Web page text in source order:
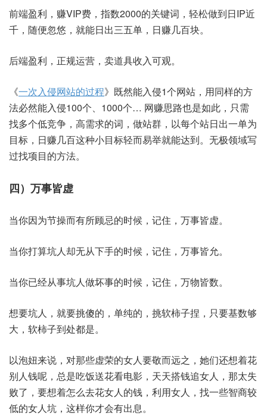
前端盈利，赚VIP费，指数2000的关键词，轻松做到日IP近
千，随便忽悠，就能日出三五单，日赚几百块。
后端盈利，正规运营，卖道具收入可观。
《一次入侵网站的过程》既然能入侵1个网站，用同样的方
法必然能入侵100个、1000个… 网赚思路也是如此，只需
找多个低竞争，高需求的词，做站群，以每个站日出一单为
目标，日赚几百这种小目标轻而易举就能达到。无极领域写
过找项目的方法。
四）万事皆虚
当你因为节操而有所顾忌的时候，记住，万事皆虚。
当你打算坑人却无从下手的时候，记住，万事皆允。
当你已经从事坑人做坏事的时候，记住，万物皆数。
想要坑人，就要挑傻的，单纯的，挑软柿子捏，只要基数够
大，软柿子到处都是。
以泡妞来说，对那些虚荣的女人要敬而远之，她们还想着花
别人钱呢，总是吃饭送花看电影，天天搭钱追女人，那太失
败了，要想着怎么去花女人的钱，利用女人，找一些智商较
低的女人坑，这样你才会有出息。